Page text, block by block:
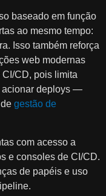
baseado em função
ao mesmo tempo:
Isso também reforça
web modernas
CD, pois limita
acionar deploys —
gestão de
com acesso a
e consoles de CI/CD.
de papéis e uso